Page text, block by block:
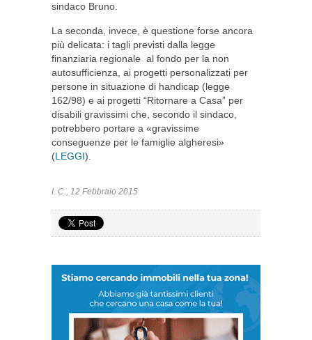
sindaco Bruno.
La seconda, invece, è questione forse ancora
più delicata: i tagli previsti dalla legge
finanziaria regionale al fondo per la non
autosufficienza, ai progetti personalizzati per
persone in situazione di handicap (legge
162/98) e ai progetti “Ritornare a Casa” per
disabili gravissimi che, secondo il sindaco,
potrebbero portare a «gravissime
conseguenze per le famiglie algheresi»
(LEGGI).
I. C., 12 Febbraio 2015